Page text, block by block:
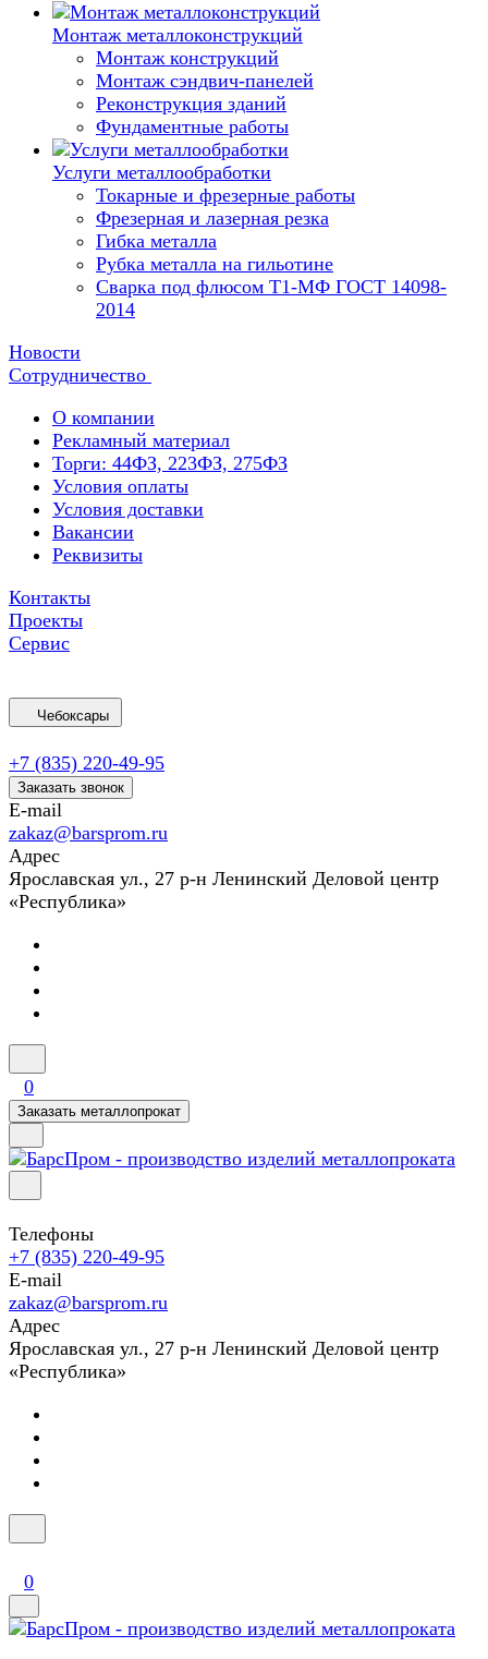
Монтаж металлоконструкций
Монтаж конструкций
Монтаж сэндвич-панелей
Реконструкция зданий
Фундаментные работы
Услуги металлообработки
Токарные и фрезерные работы
Фрезерная и лазерная резка
Гибка металла
Рубка металла на гильотине
Сварка под флюсом Т1-МФ ГОСТ 14098-
2014
Новости
Сотрудничество
О компании
Рекламный материал
Торги: 44ФЗ, 223ФЗ, 275ФЗ
Условия оплаты
Условия доставки
Вакансии
Реквизиты
Контакты
Проекты
Сервис
Чебоксары
+7 (835) 220-49-95
Заказать звонок
E-mail
zakaz@barsprom.ru
Адрес
Ярославская ул., 27 р-н Ленинский Деловой центр
«Республика»
0
Заказать металлопрокат
Телефоны
+7 (835) 220-49-95
E-mail
zakaz@barsprom.ru
Адрес
Ярославская ул., 27 р-н Ленинский Деловой центр
«Республика»
0